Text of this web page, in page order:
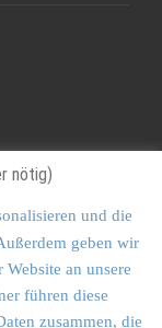
nötig)
und die
geben wir
an unsere
führen diese
zusammen, die